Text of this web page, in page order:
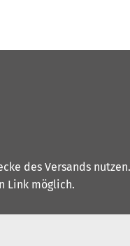
des Versands
Link möglich.